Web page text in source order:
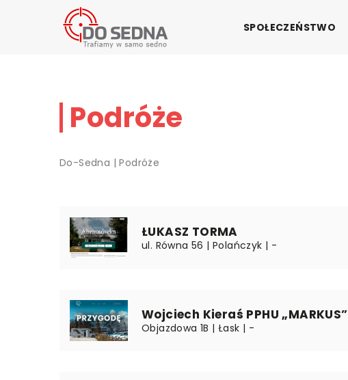
SPOŁECZEŃSTWO
Podróże
Do-Sedna |Podróże
ŁUKASZ TORMA
ul. Równa 56 | Polańczyk | -
Wojciech Kieraś PPHU „MARKUS”
Objazdowa 1B | Łask | -